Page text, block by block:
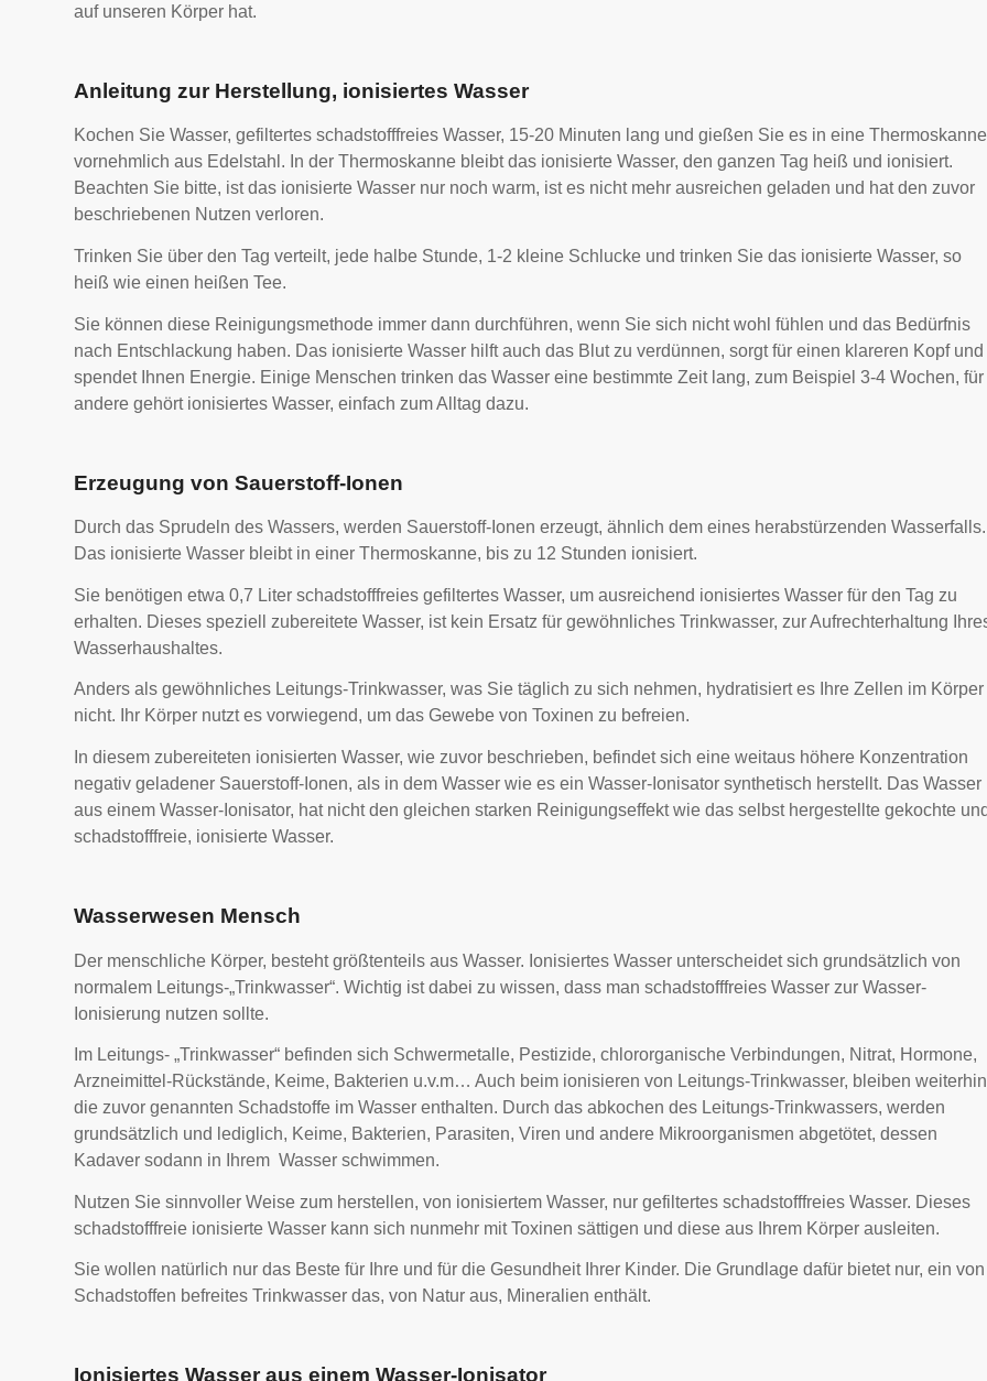
auf unseren Körper hat.
Anleitung zur Herstellung, ionisiertes Wasser
Kochen Sie Wasser, gefiltertes schadstofffreies Wasser, 15-20 Minuten lang und gießen Sie es in eine
vornehmlich aus Edelstahl. In der Thermoskanne bleibt das ionisierte Wasser, den ganzen Tag heiß und ionisiert.
Beachten Sie bitte, ist das ionisierte Wasser nur noch warm, ist es nicht mehr ausreichen geladen und hat den zuvor
beschriebenen Nutzen verloren.
Trinken Sie über den Tag verteilt, jede halbe Stunde, 1-2 kleine Schlucke und trinken Sie das ionisierte Wasser, so
heiß wie einen heißen Tee.
Sie können diese Reinigungsmethode immer dann durchführen, wenn Sie sich nicht wohl fühlen und das Bedürfnis
nach Entschlackung haben. Das ionisierte Wasser hilft auch das Blut zu verdünnen, sorgt für einen klareren Kopf und
spendet Ihnen Energie. Einige Menschen trinken das Wasser eine bestimmte Zeit lang, zum Beispiel 3-4 Wochen, für
andere gehört ionisiertes Wasser, einfach zum Alltag dazu.
Erzeugung von Sauerstoff-Ionen
Durch das Sprudeln des Wassers, werden Sauerstoff-Ionen erzeugt, ähnlich dem eines herabstürzenden Wasserfalls.
Das ionisierte Wasser bleibt in einer Thermoskanne, bis zu 12 Stunden ionisiert.
Sie benötigen etwa 0,7 Liter schadstofffreies gefiltertes Wasser, um ausreichend ionisiertes Wasser für den Tag zu
erhalten. Dieses speziell zubereitete Wasser, ist kein Ersatz für gewöhnliches Trinkwasser, zur Aufrechterhaltung
Wasserhaushaltes.
Anders als gewöhnliches Leitungs-Trinkwasser, was Sie täglich zu sich nehmen, hydratisiert es Ihre Zellen im Körper
nicht. Ihr Körper nutzt es vorwiegend, um das Gewebe von Toxinen zu befreien.
In diesem zubereiteten ionisierten Wasser, wie zuvor beschrieben, befindet sich eine weitaus höhere Konzentration
negativ geladener Sauerstoff-Ionen, als in dem Wasser wie es ein Wasser-Ionisator synthetisch herstellt. Das Wasser
aus einem Wasser-Ionisator, hat nicht den gleichen starken Reinigungseffekt wie das selbst hergestellte gekochte
schadstofffreie, ionisierte Wasser.
Wasserwesen Mensch
Der menschliche Körper, besteht größtenteils aus Wasser. Ionisiertes Wasser unterscheidet sich grundsätzlich von
normalem Leitungs-„Trinkwasser“. Wichtig ist dabei zu wissen, dass man schadstofffreies Wasser zur Wasser-
Ionisierung nutzen sollte.
Im Leitungs- „Trinkwasser“ befinden sich Schwermetalle, Pestizide, chlororganische Verbindungen, Nitrat, Hormone,
Arzneimittel-Rückstände, Keime, Bakterien u.v.m… Auch beim ionisieren von Leitungs-Trinkwasser, bleiben weiterhin
die zuvor genannten Schadstoffe im Wasser enthalten. Durch das abkochen des Leitungs-Trinkwassers, werden
grundsätzlich und lediglich, Keime, Bakterien, Parasiten, Viren und andere Mikroorganismen abgetötet, dessen
Kadaver sodann in Ihrem Wasser schwimmen.
Nutzen Sie sinnvoller Weise zum herstellen, von ionisiertem Wasser, nur gefiltertes schadstofffreies Wasser. Dieses
schadstofffreie ionisierte Wasser kann sich nunmehr mit Toxinen sättigen und diese aus Ihrem Körper ausleiten.
Sie wollen natürlich nur das Beste für Ihre und für die Gesundheit Ihrer Kinder. Die Grundlage dafür bietet nur, ein von
Schadstoffen befreites Trinkwasser das, von Natur aus, Mineralien enthält.
Ionisiertes Wasser aus einem Wasser-Ionisator